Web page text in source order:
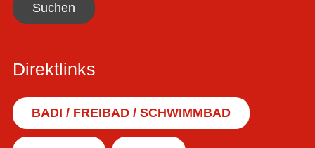
Direktlinks
BADI / FREIBAD / SCHWIMMBAD
Suchen